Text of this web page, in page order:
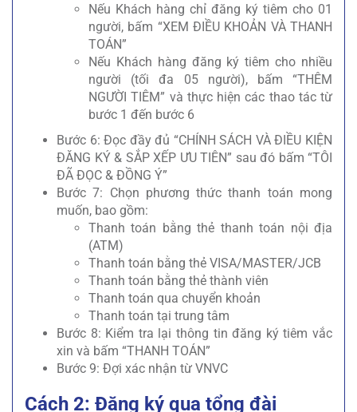
Nếu Khách hàng chỉ đăng ký tiêm cho 01
người, bấm “XEM ĐIỀU KHOẢN VÀ THANH
TOÁN”
Nếu Khách hàng đăng ký tiêm cho nhiều
người (tối đa 05 người), bấm “THÊM
NGƯỜI TIÊM” và thực hiện các thao tác từ
bước 1 đến bước 6
Bước 6: Đọc đầy đủ “CHÍNH SÁCH VÀ ĐIỀU KIỆN
ĐĂNG KÝ & SẮP XẾP ƯU TIÊN” sau đó bấm “TÔI
ĐÃ ĐỌC & ĐỒNG Ý”
Bước 7: Chọn phương thức thanh toán mong
muốn, bao gồm:
Thanh toán bằng thẻ thanh toán nội địa
(ATM)
Thanh toán bằng thẻ VISA/MASTER/JCB
Thanh toán bằng thẻ thành viên
Thanh toán qua chuyển khoản
Thanh toán tại trung tâm
Bước 8: Kiểm tra lại thông tin đăng ký tiêm vắc
xin và bấm “THANH TOÁN”
Bước 9: Đợi xác nhận từ VNVC
Cách 2: Đăng ký qua tổng đài